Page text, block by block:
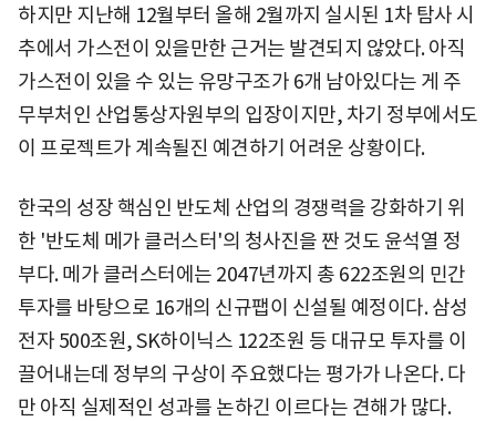
하지만 지난해 12월부터 올해 2월까지 실시된 1차 탐사 시
추에서 가스전이 있을만한 근거는 발견되지 않았다. 아직
가스전이 있을 수 있는 유망구조가 6개 남아있다는 게 주
무부처인 산업통상자원부의 입장이지만, 차기 정부에서도
이 프로젝트가 계속될진 예견하기 어려운 상황이다.
한국의 성장 핵심인 반도체 산업의 경쟁력을 강화하기 위
한 '반도체 메가 클러스터'의 청사진을 짠 것도 윤석열 정
부다. 메가 클러스터에는 2047년까지 총 622조원의 민간
투자를 바탕으로 16개의 신규팹이 신설될 예정이다. 삼성
전자 500조원, SK하이닉스 122조원 등 대규모 투자를 이
끌어내는데 정부의 구상이 주요했다는 평가가 나온다. 다
만 아직 실제적인 성과를 논하긴 이르다는 견해가 많다.